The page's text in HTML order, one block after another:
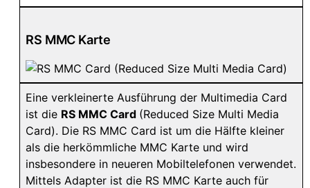
RS MMC Karte
Eine verkleinerte Ausführung der Multimedia Card
ist die RS MMC Card (Reduced Size Multi Media
Card). Die RS MMC Card ist um die Hälfte kleiner
als die herkömmliche MMC Karte und wird
insbesondere in neueren Mobiltelefonen verwendet.
Mittels Adapter ist die RS MMC Karte auch für